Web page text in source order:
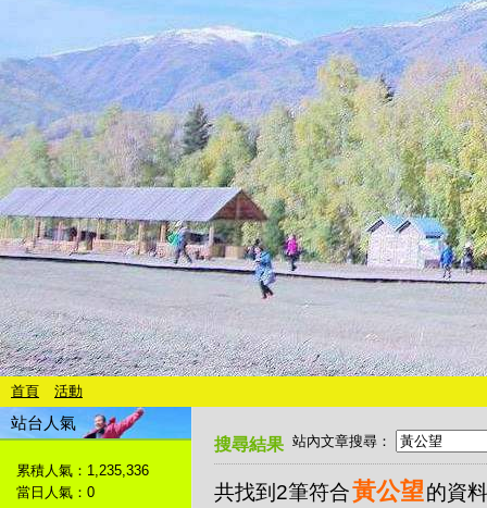
首頁 活動
搜尋結果 站內文章搜尋：
共找到2筆符合黃公望的資
站台人氣
累積人氣： 1,235,336
當日人氣： 0